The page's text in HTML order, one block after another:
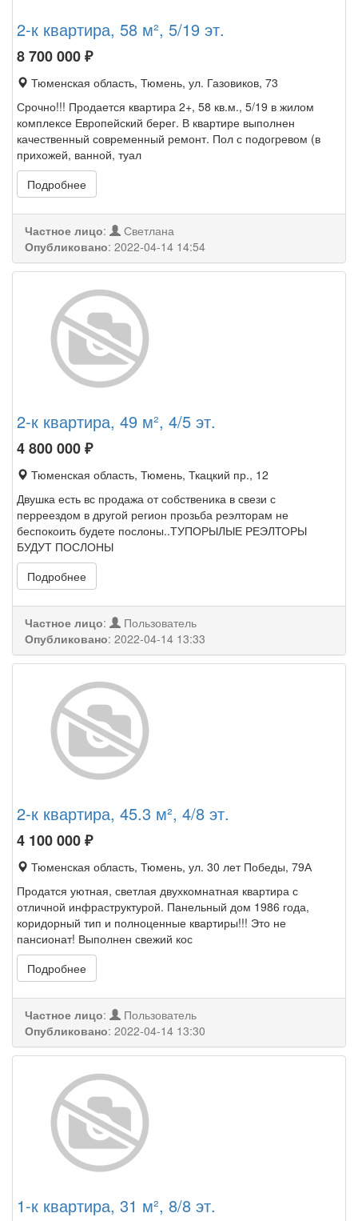
2-к квартира, 58 м², 5/19 эт.
8 700 000₽
Тюменская область, Тюмень, ул. Газовиков, 73
Срочно!!! Продается квартира 2+, 58 кв.м., 5/19 в жилом
комплексе Европейский берег. В квартире выполнен
качественный современный ремонт. Пол с подогревом (в
прихожей, ванной, туал
Подробнее
Частное лицо:
Светлана
Опубликовано: 2022-04-14 14:54
2-к квартира, 49 м², 4/5 эт.
4 800 000₽
Тюменская область, Тюмень, Ткацкий пр., 12
Двушка есть вс продажа от собственика в свези с
перреездом в другой регион прозьба реэлторам не
беспокоить будете послоны..ТУПОРЫЛЫЕ РЕЭЛТОРЫ
БУДУТ ПОСЛОНЫ
Подробнее
Частное лицо:
Пользователь
Опубликовано: 2022-04-14 13:33
2-к квартира, 45.3 м², 4/8 эт.
4 100 000₽
Тюменская область, Тюмень, ул. 30 лет Победы, 79А
Продатся уютная, светлая двухкомнатная квартира с
отличной инфраструктурой. Панельный дом 1986 года,
коридорный тип и полноценные квартиры!!! Это не
пансионат! Выполнен свежий кос
Подробнее
Частное лицо:
Пользователь
Опубликовано: 2022-04-14 13:30
1-к квартира, 31 м², 8/8 эт.